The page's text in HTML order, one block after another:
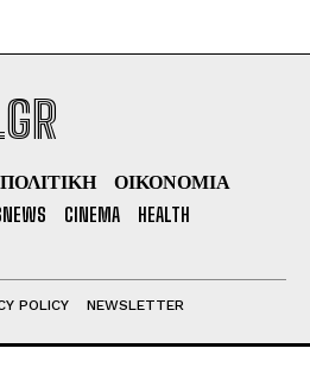
ΠΟΛΙΤΙΚΗ
ΟΙΚΟΝΟΜΙΑ
CINEMA
HEALTH
POLICY NEWSLETTER